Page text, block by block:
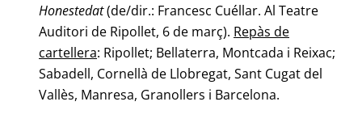
Honestedat(de/dir.: Francesc Cuéllar. Al Teatre
Auditori de Ripollet, 6 de març). Repàs de
cartellera: Ripollet; Bellaterra, Montcada i Reixac;
Sabadell, Cornellà de Llobregat, Sant Cugat del
Vallès, Manresa, Granollers i Barcelona.